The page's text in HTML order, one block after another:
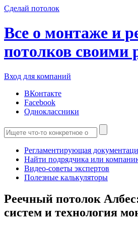
Сделай потолок
Все о монтаже и
потолков своими
Вход для компаний
ВКонтакте
Facebook
Одноклассники
Регламентирующая
Найти подрядчика или
Видео-советы экспертов
Полезные калькуляторы
Реечный потолок
систем и технология